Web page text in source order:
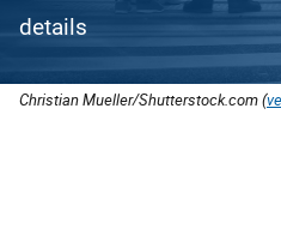
details
Christian Mueller/Shutterstock.com (